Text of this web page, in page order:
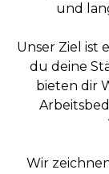
und
Unser Ziel ist
du deine
bieten dir
Wir